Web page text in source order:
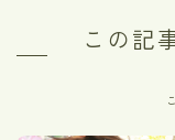
この記